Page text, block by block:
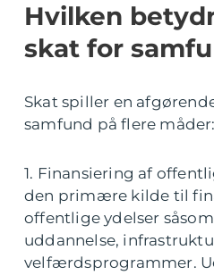
Hvilken
skat for
Skat spiller en
samfund på flere måder:
1. Finansiering af
den primære kilde til
offentlige ydelser
uddannelse,
velfærdsprogrammer.